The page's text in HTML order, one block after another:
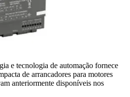
e tecnologia de automação fornece
de arrancadores para motores
anteriormente disponíveis nos